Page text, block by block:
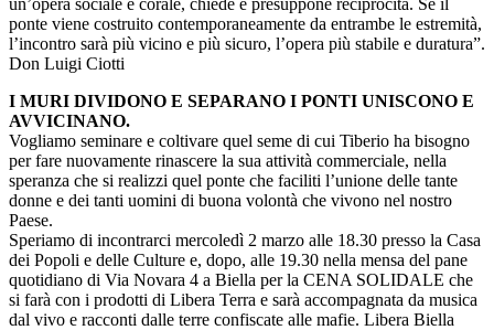
ponte viene costruito contemporaneamente da entrambe le estremità,
l’incontro sarà più vicino e più sicuro, l’opera più stabile e duratura”.
Don Luigi Ciotti
I MURI DIVIDONO E SEPARANO I PONTI UNISCONO E
AVVICINANO.
Vogliamo seminare e coltivare quel seme di cui Tiberio ha bisogno
per fare nuovamente rinascere la sua attività commerciale, nella
speranza che si realizzi quel ponte che faciliti l’unione delle tante
donne e dei tanti uomini di buona volontà che vivono nel nostro
Paese.
Speriamo di incontrarci mercoledì 2 marzo alle 18.30 presso la Casa
dei Popoli e delle Culture e, dopo, alle 19.30 nella mensa del pane
quotidiano di Via Novara 4 a Biella per la CENA SOLIDALE che
si farà con i prodotti di Libera Terra e sarà accompagnata da musica
dal vivo e racconti dalle terre confiscate alle mafie. Libera Biella